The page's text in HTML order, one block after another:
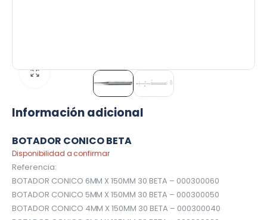
Información adicional
BOTADOR CONICO BETA
Disponibilidad a confirmar
Referencia:
BOTADOR CONICO 6MM X 150MM 30 BETA – 000300060
BOTADOR CONICO 5MM X 150MM 30 BETA – 000300050
BOTADOR CONICO 4MM X 150MM 30 BETA – 000300040